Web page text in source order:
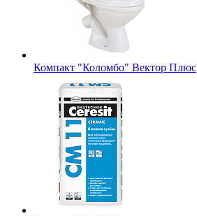
Компакт "Коломбо" Вектор Плюс